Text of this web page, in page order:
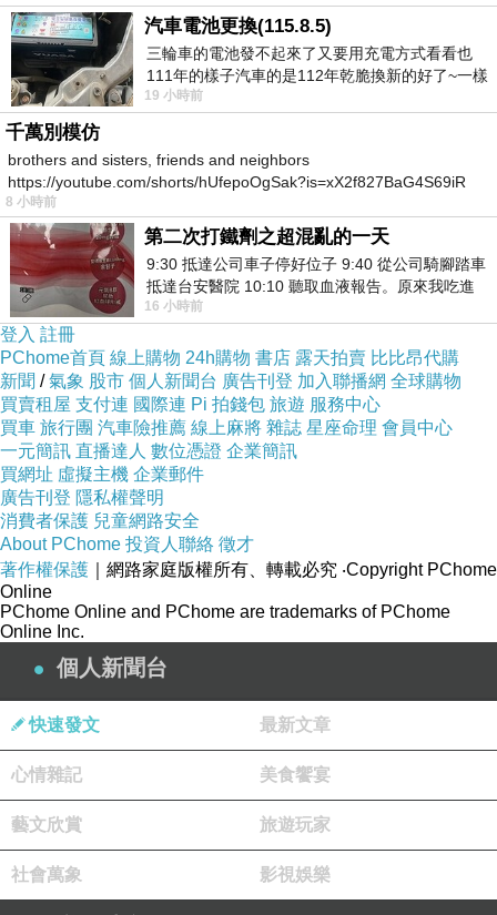
住，這樣‥缺錢的時候，印鈔票的朋友，就在隔
壁，真是太美好了。
你還有問題，沒有回答我喔！還有長頸鹿。
馨華
~~~~~~~~~~~~~~~~~~~~~~~~~~~~~~~~~~~~~
~~~~~~~~~~~~
日 期：2005.07.10.日 12:50:19
寄件者：greetings@reply.yahoo.com
收件者：阿文
主 題：馨華在“Yahoo!奇摩賀卡”，挑了一張卡
片，寄給你，快看喔！
〈馨華〉在“Yahoo!奇摩賀卡”，選了一張卡
片，寄給你喔！
卡片領取辦法‥
請點選以下網址，前往收取！（三十天內有
效！）
http://tw.view.greetings.yahoo.com/greet/view?
CBS4G8AXFSYCD
如果無法連結，請到：
http://tw.view.greetings.yahoo.com/pickup
並將下面的代碼，複製後，貼在空格裡‥
CBS4G8AXFSYCD
祝你‥
Yahoo!
奇摩賀卡製作小組
-----------------------------
“Yahoo!奇摩賀卡”，卡片種類齊全，張數超
汽車電池更換(115.8.5)
三輪車的電池發不起來了又要用充電方式看看也
111年的樣子汽車的是112年乾脆換新的好了~一樣
在阿炮電池買的漲了一百多塊吧
19 小時前
千萬別模仿
brothers and sisters, friends and neighbors
https://youtube.com/shorts/hUfepoOgSak?is=xX2f827BaG4S69iR
https
8 小時前
第二次打鐵劑之超混亂的一天
9:30 抵達公司車子停好位子 9:40 從公司騎腳踏車
抵達台安醫院 10:10 聽取血液報告。原來我吃進
去的 B12 彌可保並非沒有吸收而是超
16 小時前
登入 註冊
PChome首頁 線上購物 24h購物 書店 露天拍賣 比比昂代購
新聞 /氣象 股市 個人新聞台 廣告刊登 加入聯播網 全球購物
買賣租屋 支付連 國際連 Pi 拍錢包 旅遊 服務中心
買車 旅行團 汽車險推薦 線上麻將 雜誌 星座命理 會員中心
一元簡訊 直播達人 數位憑證 企業簡訊
買網址 虛擬主機 企業郵件
廣告刊登 隱私權聲明
消費者保護 兒童網路安全
About PChome 投資人聯絡 徵才
著作權保護 ｜網路家庭版權所有、轉載必究 ‧Copyright PChome
Online
PChome Online and PChome are trademarks of PChome
Online Inc.
個人新聞台
快速發文 最新文章
心情雜記 美食饗宴
藝文欣賞 旅遊玩家
社會萬象 影視娛樂